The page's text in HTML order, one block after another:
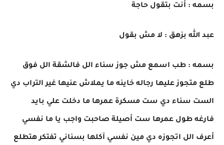
بسمه : أنت بتقول حاجة
عبد الله بزهق : لا مش بقول
بسمه : طب اسمع مش جوز سناء الل فالشقة الل فوق
طلع متجوز عليها رجاله خاينه ما يملاش عنيها غير التراب دي
الست سناء دي ست مسكرة عمرها ما دخلت علي بايد
فارغه طول عمرها ست أصيلة صاحبت واجب يا ما نفسي
أعرف الل اتجوزه دي مين نفسي آكلها بسناني تفتكر هتطلع